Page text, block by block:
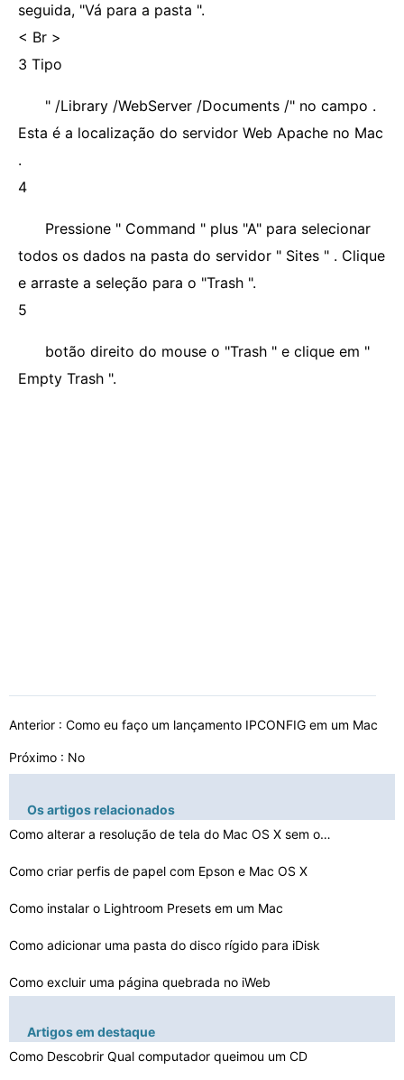
seguida, "Vá para a pasta ".
< Br >
3 Tipo
" /Library /WebServer /Documents /" no campo .
Esta é a localização do servidor Web Apache no Mac
.
4
Pressione " Command " plus "A" para selecionar
todos os dados na pasta do servidor " Sites " . Clique
e arraste a seleção para o "Trash ".
5
botão direito do mouse o "Trash " e clique em "
Empty Trash ".
Anterior : Como eu faço um lançamento IPCONFIG em um Mac
Próximo : No
Os artigos relacionados
Como alterar a resolução de tela do Mac OS X sem o Vi…
Como criar perfis de papel com Epson e Mac OS X
Como instalar o Lightroom Presets em um Mac
Como adicionar uma pasta do disco rígido para iDisk
Como excluir uma página quebrada no iWeb
Como configurar a máquina LG NAS Tempo
Artigos em destaque
Como Descobrir Qual computador queimou um CD